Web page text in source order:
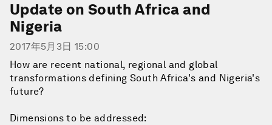
Update on South Africa and
Nigeria
2017年5月3日 15:00
How are recent national, regional and global
transformations defining South Africa's and Nigeria's
future?
Dimensions to be addressed: